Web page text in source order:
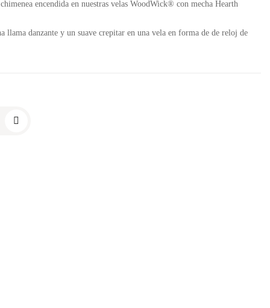
encendida en nuestras velas WoodWick® con mecha Hearth
llama danzante y un suave crepitar en una vela en forma de de reloj de